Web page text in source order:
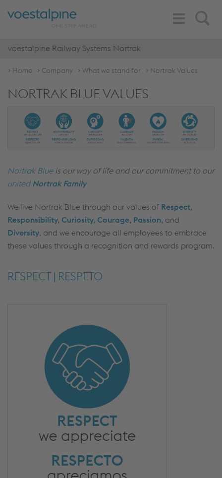
Search
Toggle
Navigation
voestalpine Railway Systems Nortrak
Home Company What we stand for Nortrak Values
NORTRAK BLUE VALUES
Nortrak Blueis our way of life and our commitment to our
united Nortrak Family
We live Nortrak Blue through our values of Respect,
Responsibility, Curiosity, Courage, Passion, and
Diversity, and we encourage all employees to embrace
these values through a recognition and rewards program.
RESPECT | RESPETO